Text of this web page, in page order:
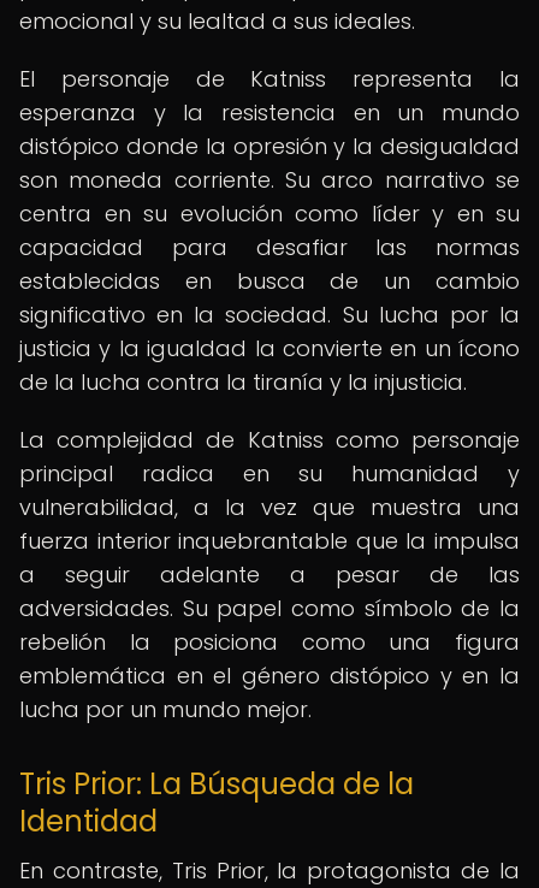
emocional y su lealtad a sus ideales.
El personaje de Katniss representa la
esperanza y la resistencia en un mundo
distópico donde la opresión y la desigualdad
son moneda corriente. Su arco narrativo se
centra en su evolución como líder y en su
capacidad para desafiar las normas
establecidas en busca de un cambio
significativo en la sociedad. Su lucha por la
justicia y la igualdad la convierte en un ícono
de la lucha contra la tiranía y la injusticia.
La complejidad de Katniss como personaje
principal radica en su humanidad y
vulnerabilidad, a la vez que muestra una
fuerza interior inquebrantable que la impulsa
a seguir adelante a pesar de las
adversidades. Su papel como símbolo de la
rebelión la posiciona como una figura
emblemática en el género distópico y en la
lucha por un mundo mejor.
Tris Prior: La Búsqueda de la
Identidad
En contraste, Tris Prior, la protagonista de la